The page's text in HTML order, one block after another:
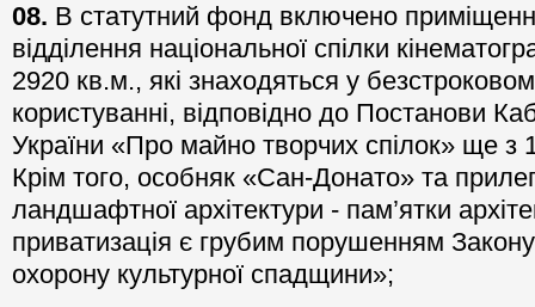
08. В статутний фонд включено
відділення національної спілки
2920 кв.м., які знаходяться у
користуванні, відповідно до Постанови
України «Про майно творчих спілок» ще з
Крім того, особняк «Сан-Донато» та
ландшафтної архітектури - пам’ятки
приватизація є грубим порушенням
охорону культурної спадщини»;